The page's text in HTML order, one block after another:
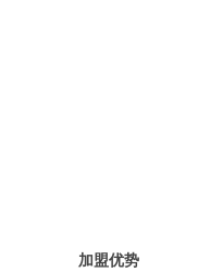
加盟优势